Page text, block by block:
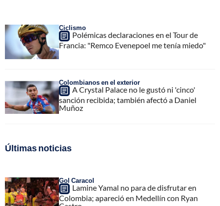
Ciclismo
Polémicas declaraciones en el Tour de
Francia: "Remco Evenepoel me tenía miedo"
Colombianos en el exterior
A Crystal Palace no le gustó ni 'cinco'
sanción recibida; también afectó a Daniel
Muñoz
Últimas noticias
Gol Caracol
Lamine Yamal no para de disfrutar en
Colombia; apareció en Medellín con Ryan